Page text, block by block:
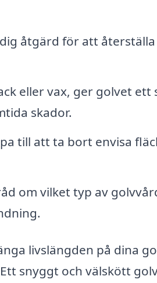
åtgärd för att
eller vax, ger golvet ett
skador.
till att ta bort envisa
om vilket typ av
livslängden på dina
snyggt och välskött